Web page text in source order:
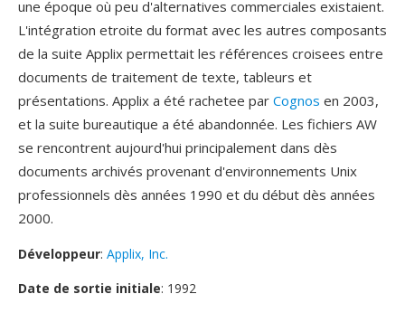
une époque où peu d'alternatives commerciales existaient.
L'intégration etroite du format avec les autres composants
de la suite Applix permettait les références croisees entre
documents de traitement de texte, tableurs et
présentations. Applix a été rachetee par Cognos en 2003,
et la suite bureautique a été abandonnée. Les fichiers AW
se rencontrent aujourd'hui principalement dans dès
documents archivés provenant d'environnements Unix
professionnels dès années 1990 et du début dès années
2000.
Développeur: Applix, Inc.
Date de sortie initiale: 1992